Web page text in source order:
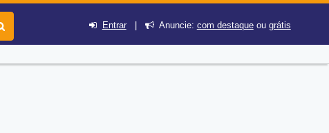
Entrar| Anuncie: com destaqueou grátis